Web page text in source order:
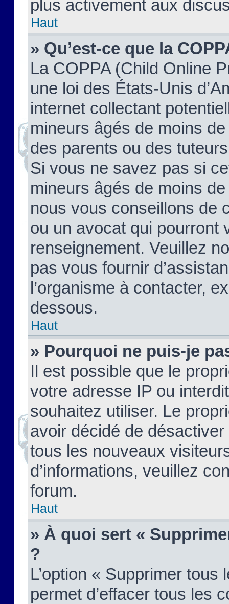
plus activement aux
Haut
» Qu’est-ce que la
La COPPA (Child Online
une loi des États-Unis
internet collectant
mineurs âgés de moins
des parents ou des
Si vous ne savez pas si
mineurs âgés de moins
nous vous conseillons de
ou un avocat qui pourront
renseignement. Veuillez
pas vous fournir
l’organisme à contacter,
dessous.
Haut
» Pourquoi ne puis-je
Il est possible que le
votre adresse IP ou
souhaitez utiliser. Le
avoir décidé de
tous les nouveaux
d’informations, veuillez
forum.
Haut
» À quoi sert «
?
L’option « Supprimer
permet d’effacer tous les